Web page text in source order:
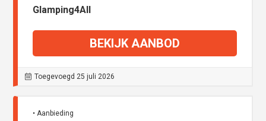
Glamping4All
BEKIJK AANBOD
Toegevoegd 25 juli 2026
• Aanbieding